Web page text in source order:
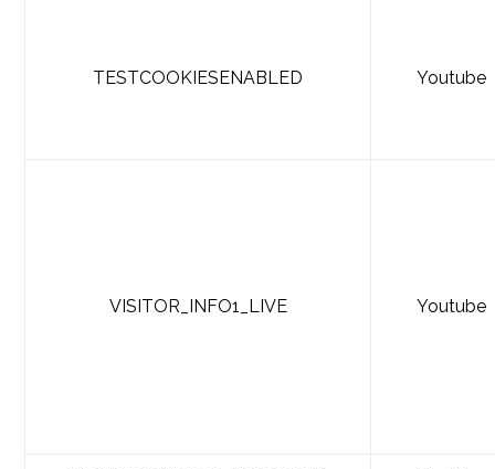
TESTCOOKIESENABLED Youtube
VISITOR_INFO1_LIVE Youtube